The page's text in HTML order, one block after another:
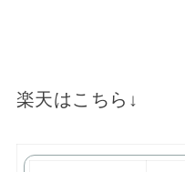
楽天はこちら↓